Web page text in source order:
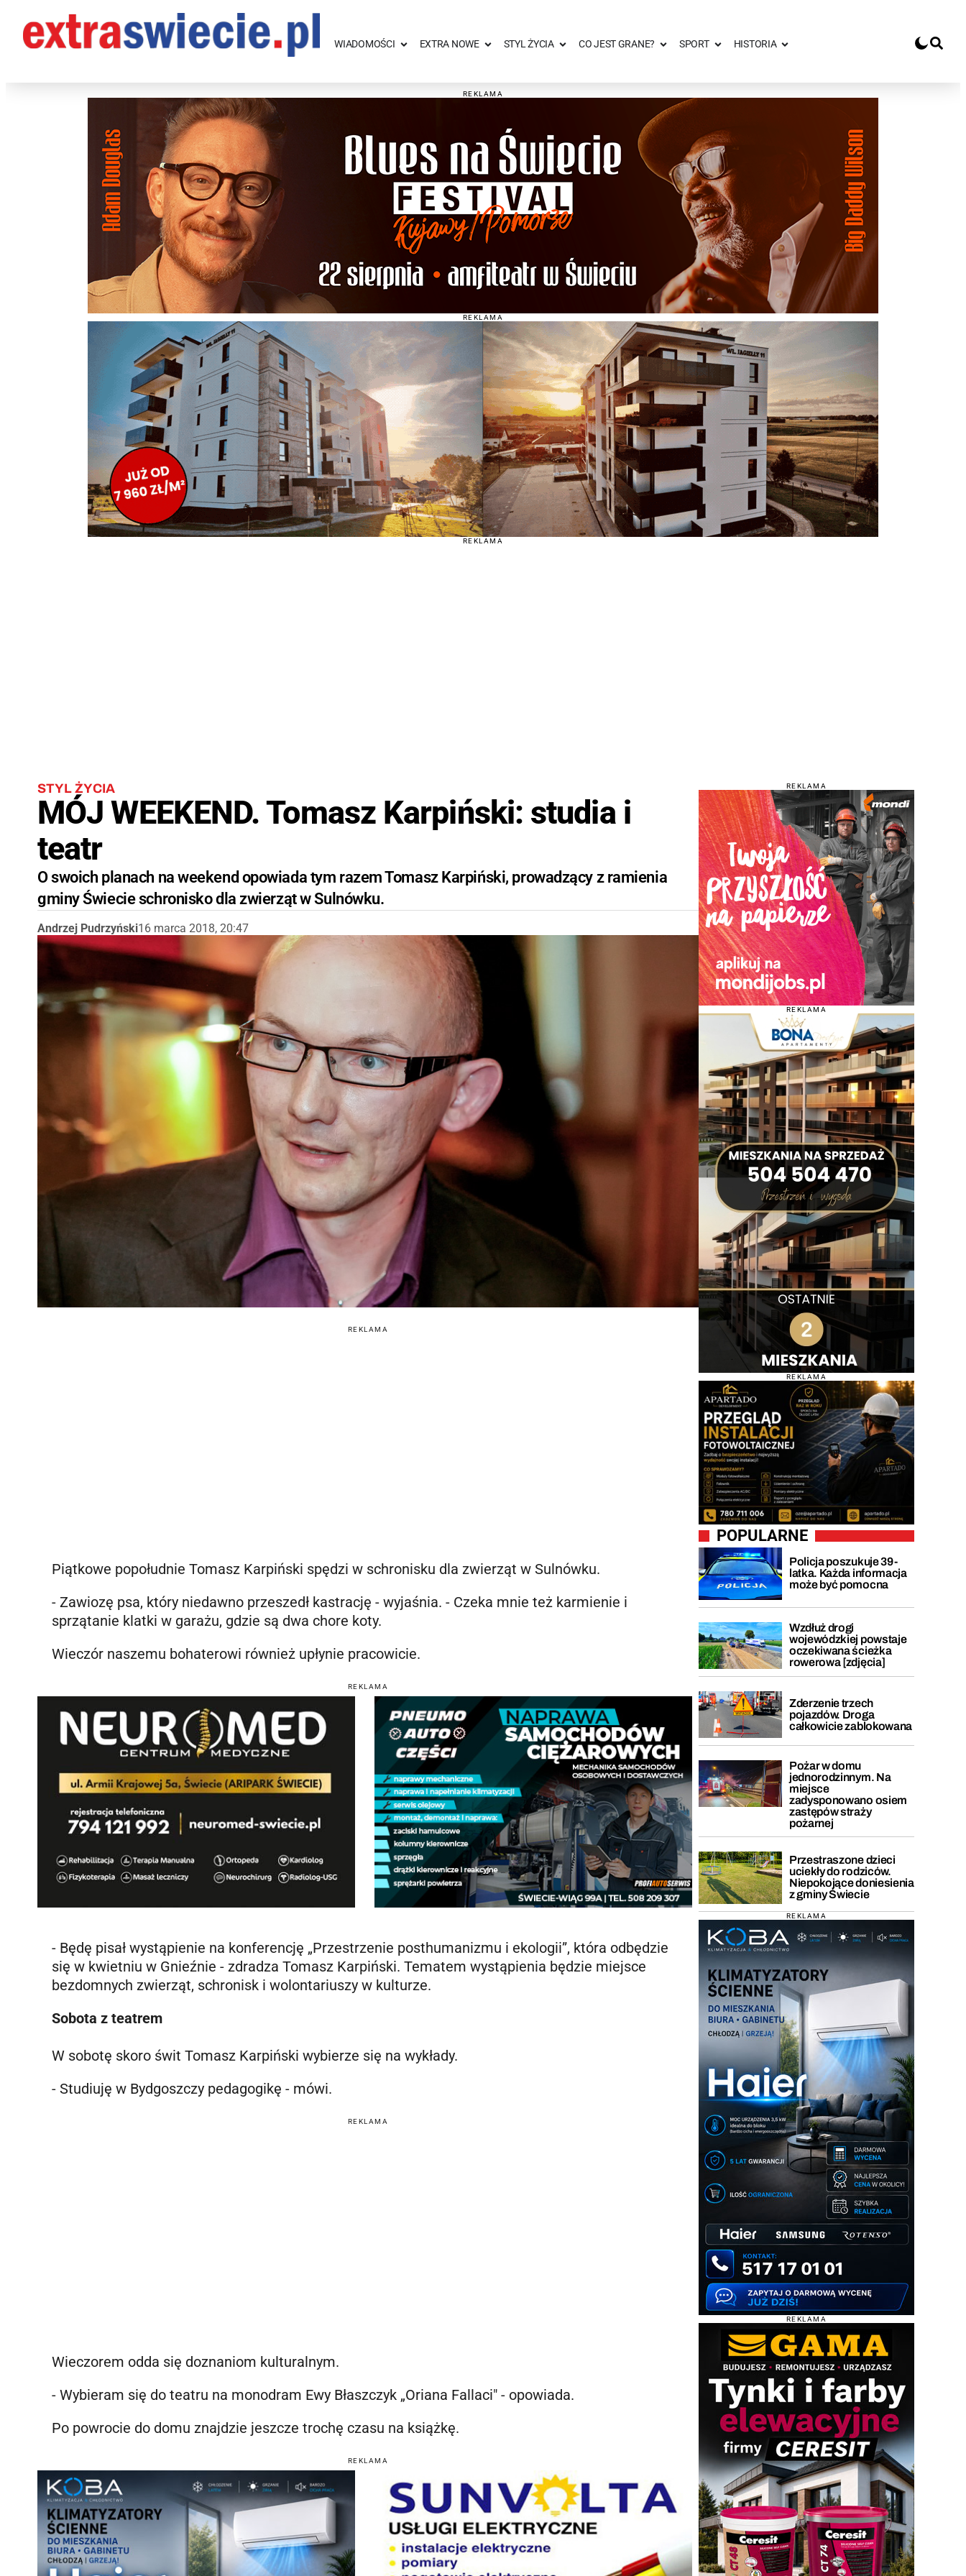
WIADOMOŚCI EXTRA NOWE STYL ŻYCIA CO JEST GRANE? SPORT HISTORIA
REKLAMA
REKLAMA
REKLAMA
STYL ŻYCIA
MÓJ WEEKEND. Tomasz Karpiński: studia i
teatr
O swoich planach na weekend opowiada tym razem Tomasz Karpiński, prowadzący z ramienia
gminy Świecie schronisko dla zwierząt w Sulnówku.
Andrzej Pudrzyński16 marca 2018, 20:47
REKLAMA
Piątkowe popołudnie Tomasz Karpiński spędzi w schronisku dla zwierząt w Sulnówku.
- Zawiozę psa, który niedawno przeszedł kastrację - wyjaśnia. - Czeka mnie też karmienie i
sprzątanie klatki w garażu, gdzie są dwa chore koty.
Wieczór naszemu bohaterowi również upłynie pracowicie.
REKLAMA
- Będę pisał wystąpienie na konferencję „Przestrzenie posthumanizmu i ekologii”, która odbędzie
się w kwietniu w Gnieźnie - zdradza Tomasz Karpiński. Tematem wystąpienia będzie miejsce
bezdomnych zwierząt, schronisk i wolontariuszy w kulturze.
Sobota z teatrem
W sobotę skoro świt Tomasz Karpiński wybierze się na wykłady.
- Studiuję w Bydgoszczy pedagogikę - mówi.
REKLAMA
Wieczorem odda się doznaniom kulturalnym.
- Wybieram się do teatru na monodram Ewy Błaszczyk „Oriana Fallaci" - opowiada.
Po powrocie do domu znajdzie jeszcze trochę czasu na książkę.
REKLAMA
REKLAMA
REKLAMA
REKLAMA
POPULARNE
Policja poszukuje 39-
latka. Każda informacja
może być pomocna
Wzdłuż drogi
wojewódzkiej powstaje
oczekiwana ścieżka
rowerowa [zdjęcia]
Zderzenie trzech
pojazdów. Droga
całkowicie zablokowana
Pożar w domu
jednorodzinnym. Na
miejsce
zadysponowano osiem
zastępów straży
pożarnej
Przestraszone dzieci
uciekły do rodziców.
Niepokojące doniesienia
z gminy Świecie
REKLAMA
REKLAMA